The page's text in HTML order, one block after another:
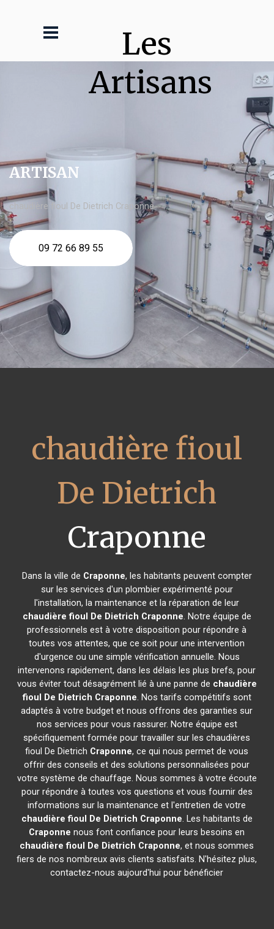
Les
Artisans
ARTISAN
chaudière fioul De Dietrich Craponne
09 72 66 89 55
chaudière fioul
De Dietrich
Craponne
Dans la ville de Craponne, les habitants peuvent compter
sur les services d'un plombier expérimenté pour
l'installation, la maintenance et la réparation de leur
chaudière fioul De Dietrich Craponne. Notre équipe de
professionnels est à votre disposition pour répondre à
toutes vos attentes, que ce soit pour une intervention
d'urgence ou une simple vérification annuelle. Nous
intervenons rapidement, dans les délais les plus brefs, pour
vous éviter tout désagrément lié à une panne de chaudière
fioul De Dietrich Craponne. Nos tarifs compétitifs sont
adaptés à votre budget et nous offrons des garanties sur
nos services pour vous rassurer. Notre équipe est
spécifiquement formée pour travailler sur les chaudières
fioul De Dietrich Craponne, ce qui nous permet de vous
offrir des conseils et des solutions personnalisées pour
votre système de chauffage. Nous sommes à votre écoute
pour répondre à toutes vos questions et vous fournir des
informations sur la maintenance et l'entretien de votre
chaudière fioul De Dietrich Craponne. Les habitants de
Craponne nous font confiance pour leurs besoins en
chaudière fioul De Dietrich Craponne, et nous sommes
fiers de nos nombreux avis clients satisfaits. N'hésitez plus,
contactez-nous aujourd'hui pour bénéficier